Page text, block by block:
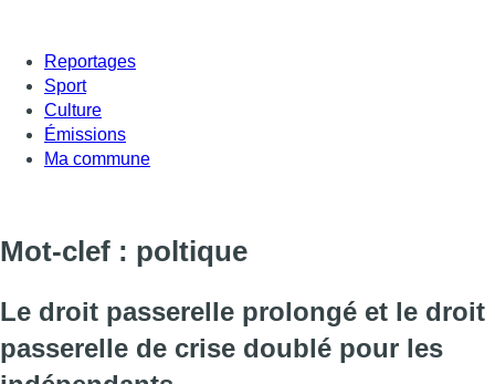
Reportages
Sport
Culture
Émissions
Ma commune
Mot-clef : poltique
Le droit passerelle prolongé et le droit
passerelle de crise doublé pour les